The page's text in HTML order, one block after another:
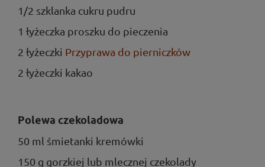
1/2 szklanka cukru pudru
1 łyżeczka proszku do pieczenia
2 łyżeczki Przyprawa do pierniczków
2 łyżeczki kakao
Polewa czekoladowa
50 ml śmietanki kremówki
150 g gorzkiej lub mlecznej czekolady